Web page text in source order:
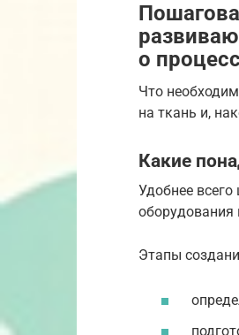
о
Что
на ткань и,
Какие
Удобнее
оборудования
Этапы